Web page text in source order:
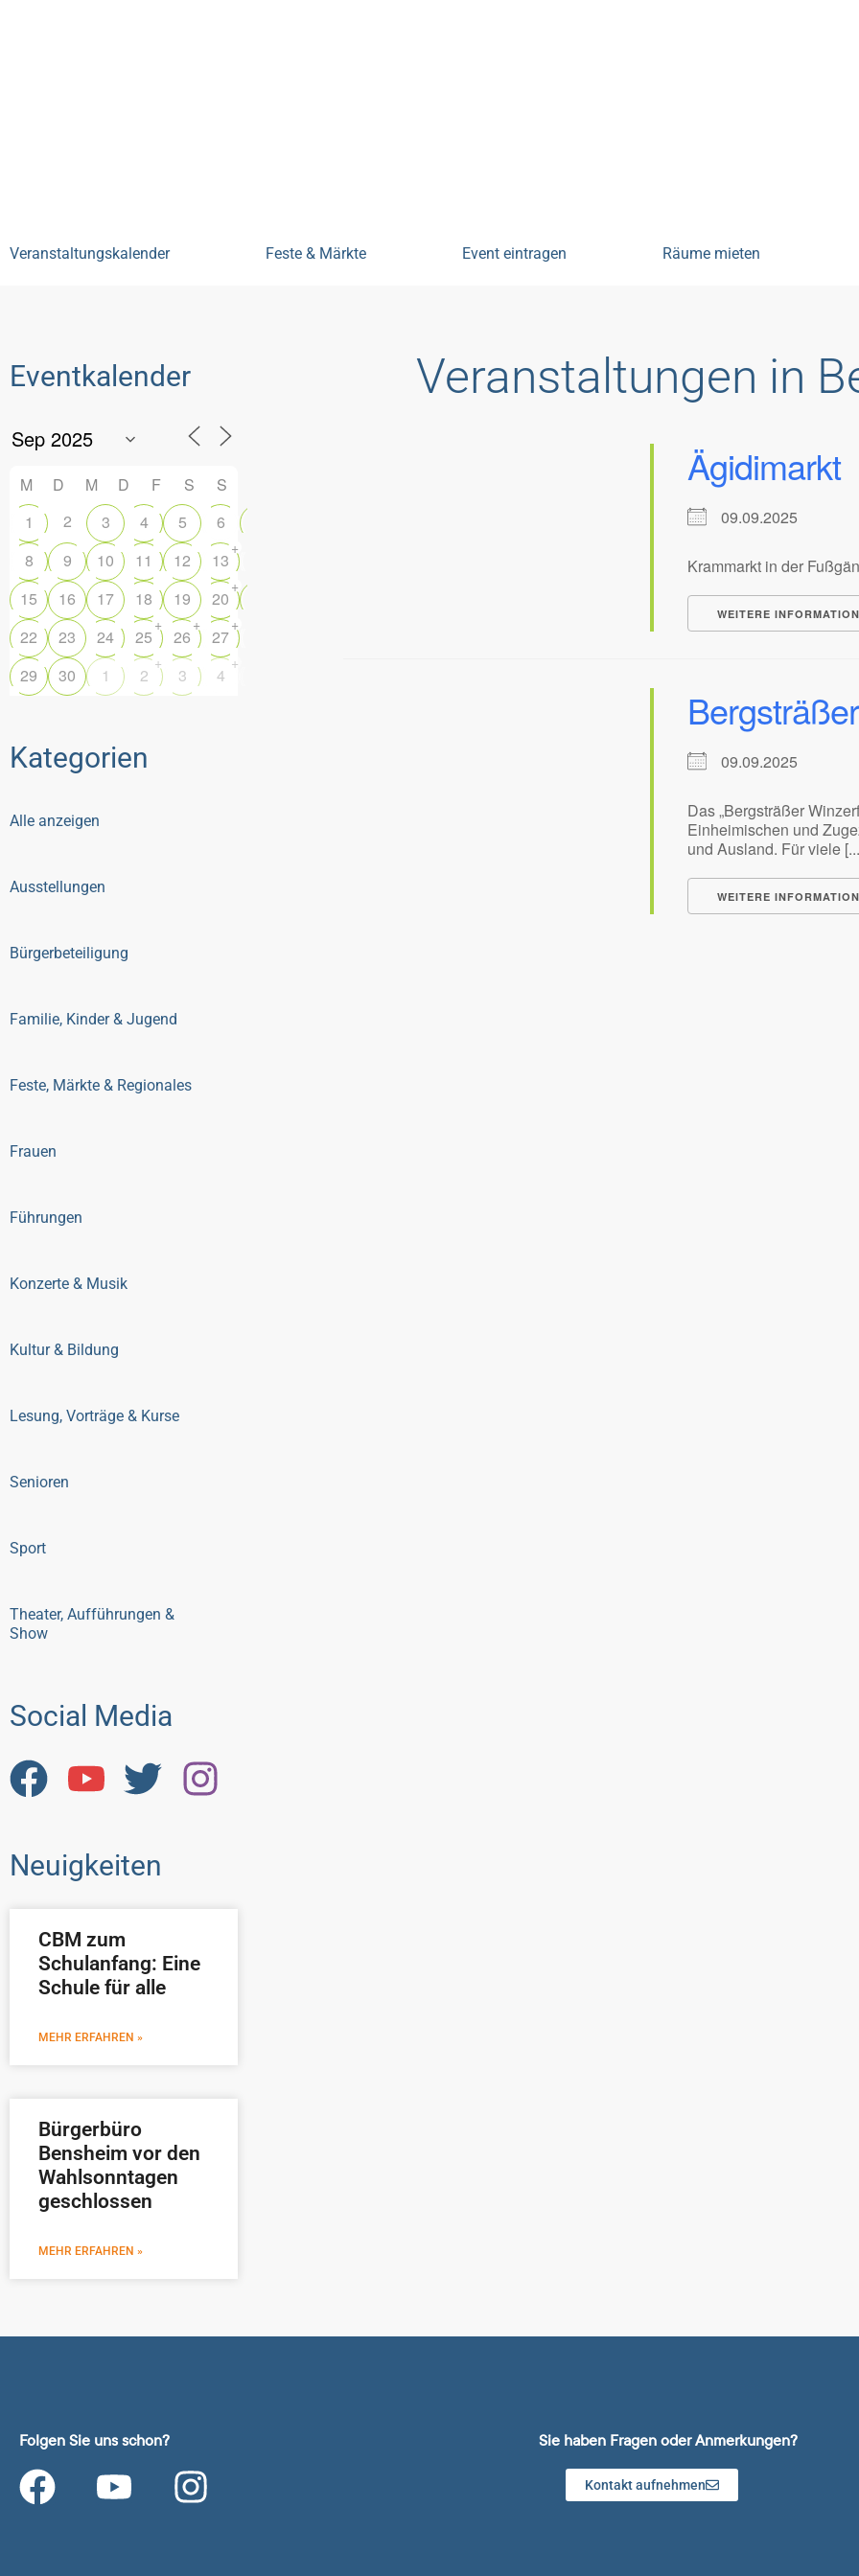
Veranstaltungskalender Feste & Märkte Event eintragen Räume mieten
Eventkalender
M D M D F S
S
1
2 3 4 5 6
8
9 10 11 12 13
+
15 16 17 18 19 20
+
22
23 24 25
+
26
+
27
+
29 30 1 2
+
3 4
+
Kategorien
Alle anzeigen
Ausstellungen
Bürgerbeteiligung
Familie, Kinder & Jugend
Feste, Märkte & Regionales
Frauen
Führungen
Konzerte & Musik
Kultur & Bildung
Lesung, Vorträge & Kurse
Senioren
Sport
Theater, Aufführungen &
Show
Social Media
Neuigkeiten
CBM zum
Schulanfang: Eine
Schule für alle
MEHR ERFAHREN »
Bürgerbüro
Bensheim vor den
Wahlsonntagen
geschlossen
MEHR ERFAHREN »
Veranstaltungen in
Ägidimarkt
09.09.2025
Krammarkt in der
WEITERE
09.09.2025
Das „Bergsträßer
Einheimischen und
und Ausland. Für viele
WEITERE
Folgen Sie uns schon? Sie haben Fragen oder Anmerkungen?
Kontakt aufnehmen